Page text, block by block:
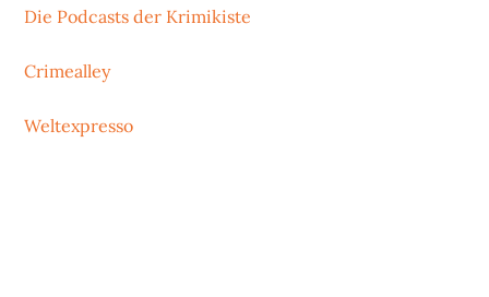
Die Podcasts der Krimikiste
Crimealley
Weltexpresso